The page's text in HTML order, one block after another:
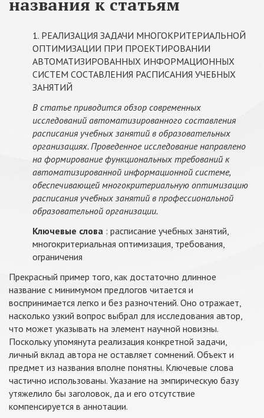
названия к статьям
1. РЕАЛИЗАЦИЯ ЗАДАЧИ МНОГОКРИТЕРИАЛЬНОЙ
ОПТИМИЗАЦИИ ПРИ ПРОЕКТИРОВАНИИ
АВТОМАТИЗИРОВАННЫХ ИНФОРМАЦИОННЫХ
СИСТЕМ СОСТАВЛЕНИЯ РАСПИСАНИЯ УЧЕБНЫХ
ЗАНЯТИЙ
В статье приводится обзор современных
исследований автоматизированного составления
расписания учебных занятий в образовательных
организациях. Проведенное исследование направлено
на формирование функциональных требований к
автоматизированной информационной системе,
обеспечивающей многокритериальную оптимизацию
расписания учебных занятий в профессиональной
образовательной организации.
Ключевые слова : расписание учебных занятий,
многокритериальная оптимизация, требования,
ограничения
Прекрасный пример того, как достаточно длинное
название с минимумом предлогов читается и
воспринимается легко и без разночтений. Оно отражает,
насколько узкий вопрос выбрал для исследования автор,
что может указывать на элемент научной новизны.
Поскольку упомянута реализация конкретной задачи,
личный вклад автора не оставляет сомнений. Объект и
предмет из названия вполне понятны. Ключевые слова
частично использованы. Указание на эмпирическую базу
утяжелило бы заголовок, да и его отсутствие
компенсируется в аннотации.